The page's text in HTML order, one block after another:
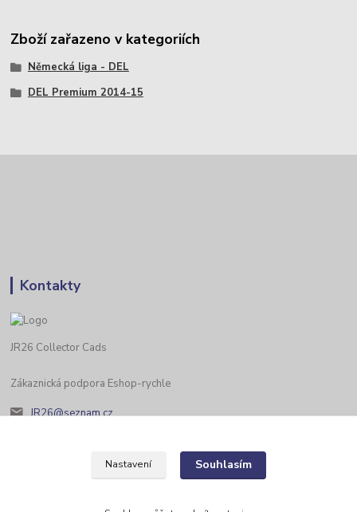
Zboží zařazeno v kategoriích
Německá liga - DEL
DEL Premium 2014-15
Kontakty
JR26 Collector Cads
Zákaznická podpora Eshop-rychle
JR26@seznam.cz
Nastavení Souhlasím